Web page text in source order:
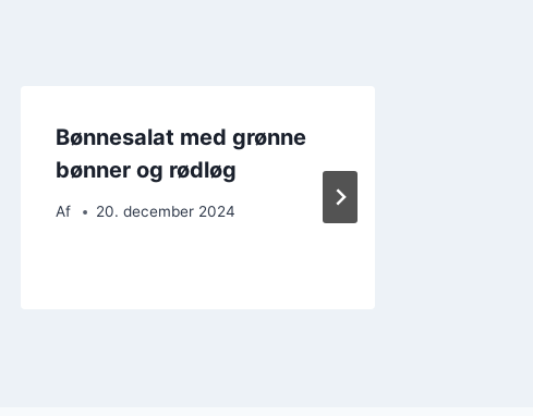
Bønnesalat med grønne
bønner og rødløg
Af 20. december 2024